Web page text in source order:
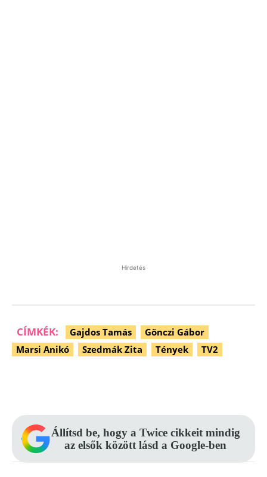
Hirdetés
CÍMKÉK: Gajdos Tamás
Gönczi Gábor
Marsi Anikó
Szedmák Zita Tények TV2
Állítsd be, hogy a Twice cikkeit mindig
az elsők között lásd a Google-ben